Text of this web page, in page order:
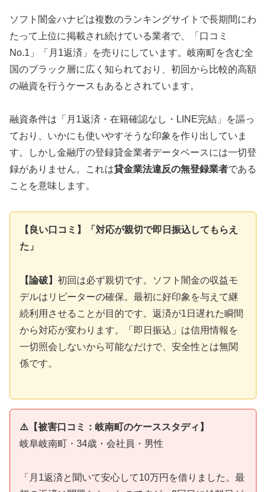
ソフト闇金ハナビは複数のランキングサイトで長期間にわ
たって上位に掲載され続けている業者で、「口コミ
No.1」「月1返済」を売りにしています。岐南町を含む全
国のブラック層に広く知られており、初回から比較的高額
の融資を行うケースもあるとされています。
融資条件は「月1返済・在籍確認なし・LINE完結」を謳っ
ており、いかにも使いやすそうな印象を作り出していま
す。しかし金融庁の登録貸金業者データベースには一切登
録がありません。これは貸金業法違反の無登録業者である
ことを意味します。
【良い口コミ】「対応が親切で即日振込してもらえ
た」
【論破】 初回は必ず親切です。ソフト闇金の収益モ
デルはリピーターの確保。最初に好印象を与えて継
続利用させることが目的です。返済が1日遅れた瞬間
から対応が変わります。「即日振込」は信用情報を
一切照会しないから可能なだけで、安全性とは無関
係です。
⚠️【被害口コミ：岐南町のケーススタディ】
岐阜岐南町・34歳・会社員・男性
「月1返済と聞いて安心して10万円を借りました。最